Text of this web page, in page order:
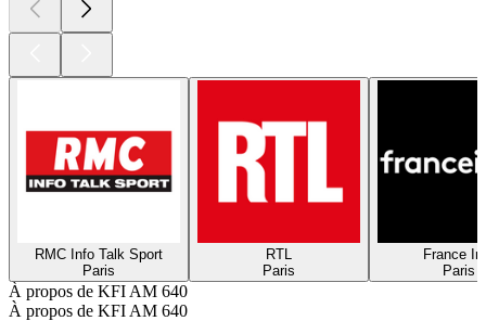
RMC Info Talk Sport
Paris
RTL
Paris
France
Paris
À propos de KFI AM 640
À propos de KFI AM 640